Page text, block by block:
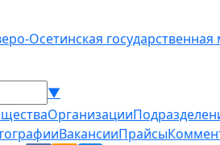
Осетинская
▼
Организации
ВакансииПрайсы